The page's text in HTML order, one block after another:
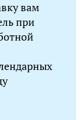
вам
при